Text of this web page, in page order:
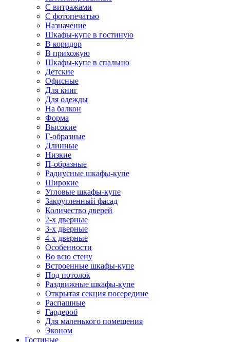
С витражами
С фотопечатью
Назначение
Шкафы-купе в гостиную
В коридор
В прихожую
Шкафы-купе в спальню
Детские
Офисные
Для книг
Для одежды
На балкон
Форма
Высокие
Г-образные
Длинные
Низкие
П-образные
Радиусные шкафы-купе
Широкие
Угловые шкафы-купе
Закругленный фасад
Количество дверей
2-х дверные
3-х дверные
4-х дверные
Особенности
Во всю стену
Встроенные шкафы-купе
Под потолок
Раздвижные шкафы-купе
Открытая секция посередине
Распашные
Гардероб
Для маленького помещения
Эконом
Гостиные